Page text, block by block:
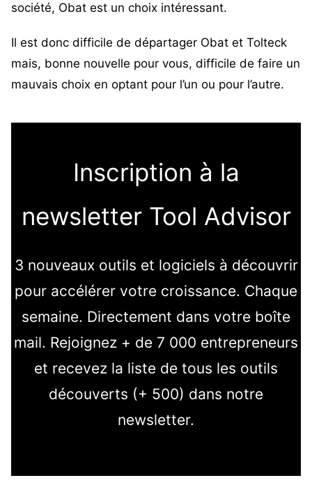
société, Obat est un choix intéressant.
Il est donc difficile de départager Obat et Tolteck
mais, bonne nouvelle pour vous, difficile de faire un
mauvais choix en optant pour l’un ou pour l’autre.
Inscription à la
newsletter Tool Advisor
3 nouveaux outils et logiciels à découvrir
pour accélérer votre croissance. Chaque
semaine. Directement dans votre boîte
mail. Rejoignez + de 7 000 entrepreneurs
et recevez la liste de tous les outils
découverts (+ 500) dans notre
newsletter.